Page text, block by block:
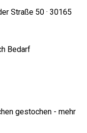
Straße 50 · 30165
Bedarf
gestochen - mehr